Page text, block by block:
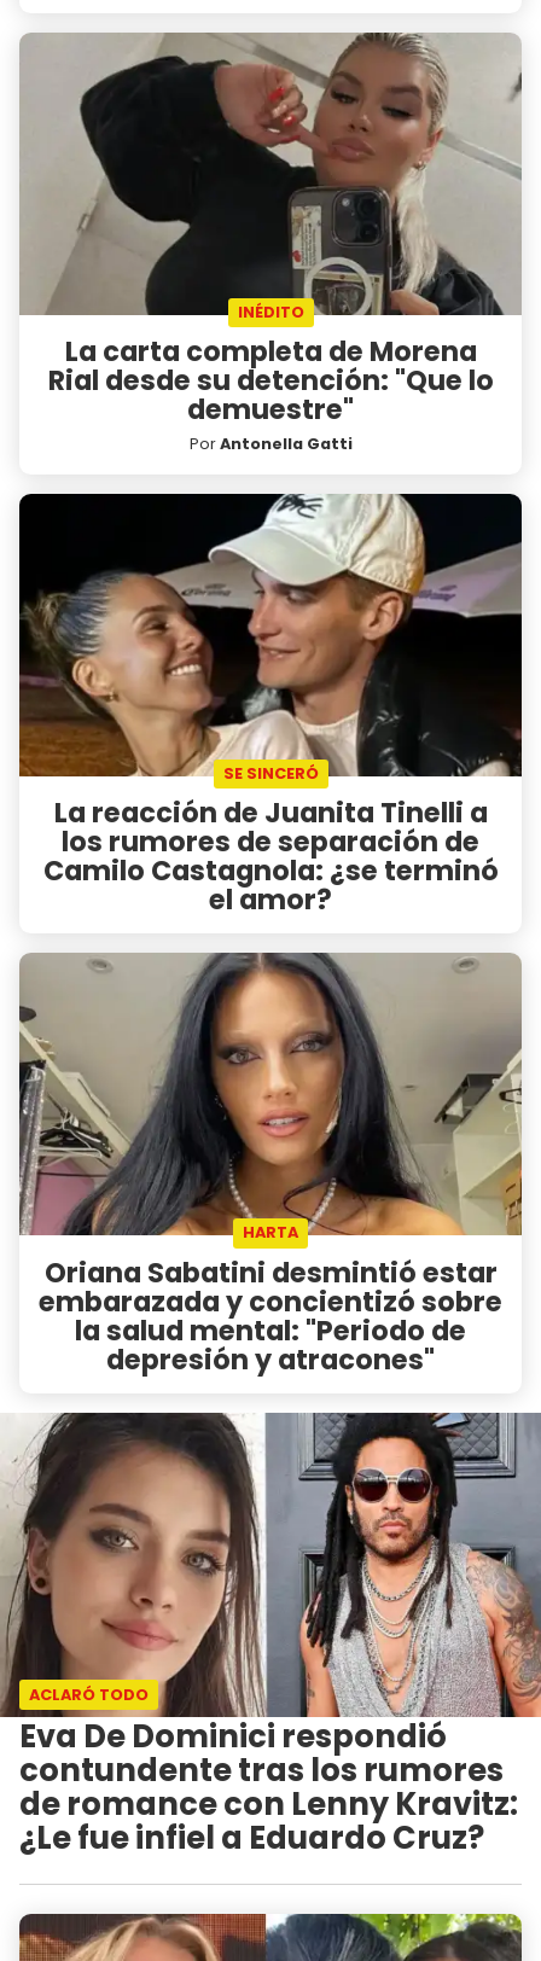
INÉDITO
La carta completa de Morena
Rial desde su detención: "Que lo
demuestre"
PorAntonella Gatti
SE SINCERÓ
La reacción de Juanita Tinelli a
los rumores de separación de
Camilo Castagnola: ¿se terminó
el amor?
HARTA
Oriana Sabatini desmintió estar
embarazada y concientizó sobre
la salud mental: "Periodo de
depresión y atracones"
ACLARÓ TODO
Eva De Dominici respondió
contundente tras los rumores
de romance con Lenny Kravitz:
¿Le fue infiel a Eduardo Cruz?